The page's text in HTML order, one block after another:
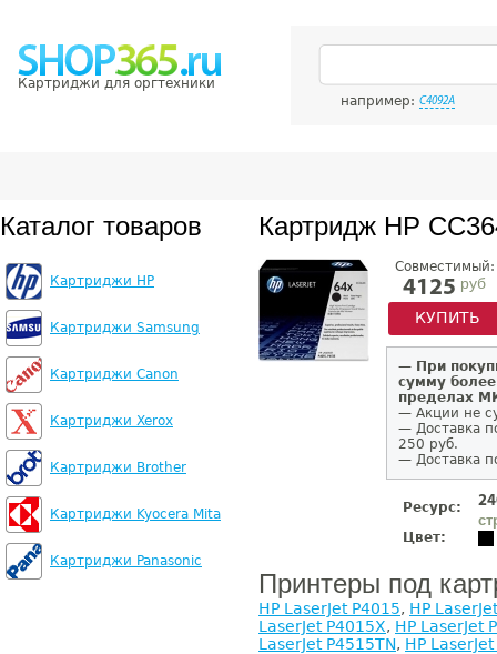
Картриджи для оргтехники
например: C4092A
Каталог товаров
Картриджи HP
Картриджи Samsung
Картриджи Canon
Картриджи Xerox
Картриджи Brother
Картриджи Kyocera Mita
Картриджи Panasonic
Картридж HP
Совместимый:
4125 руб
КУПИТЬ
— При
сумму
пределах
— Акции не
— Доставка
250 руб.
— Доставка
Ресурс:
Цвет:
Принтеры под
HP LaserJet P4015, HP
LaserJet P4015X, HP LaserJet
LaserJet P4515TN, HP